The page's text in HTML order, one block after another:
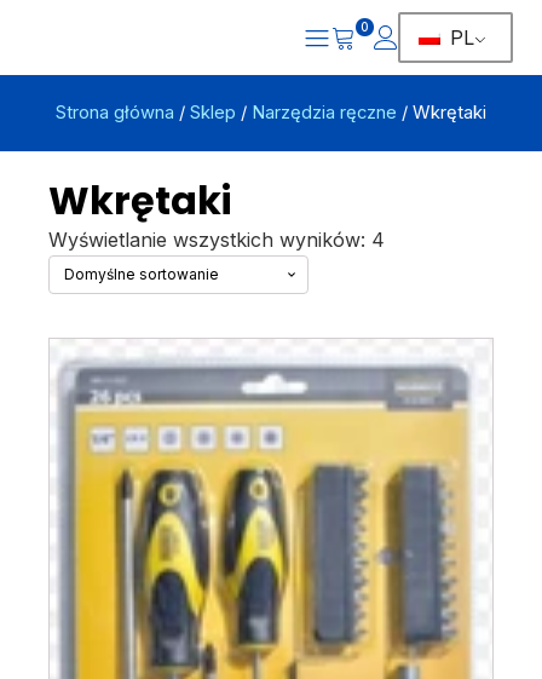
0 PL
Strona główna / Sklep / Narzędzia ręczne / Wkrętaki
Wkrętaki
Wyświetlanie wszystkich wyników: 4